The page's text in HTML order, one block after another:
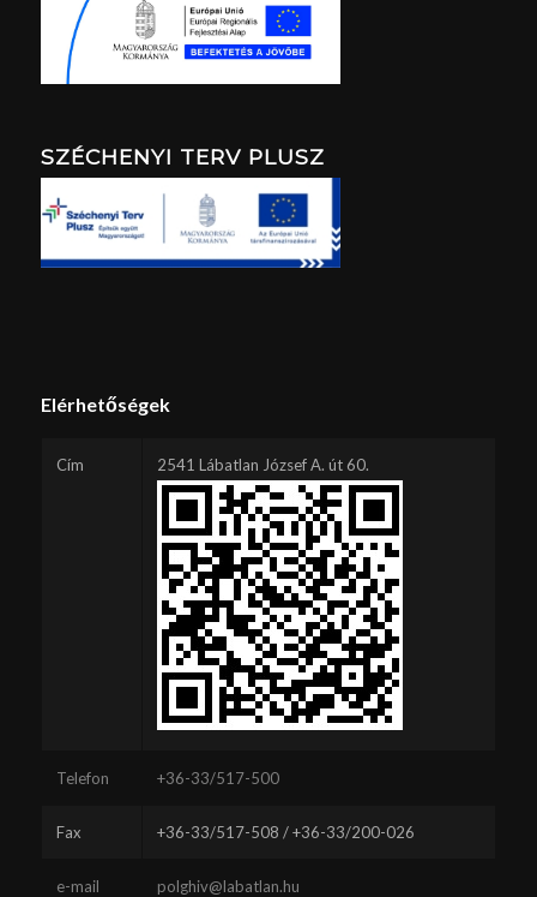
SZÉCHENYI TERV PLUSZ
Elérhetőségek
Cím 2541 Lábatlan József A. út 60.
Telefon +36-33/517-500
Fax +36-33/517-508 / +36-33/200-026
e-mail polghiv@labatlan.hu